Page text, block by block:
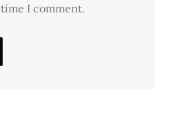
I comment.